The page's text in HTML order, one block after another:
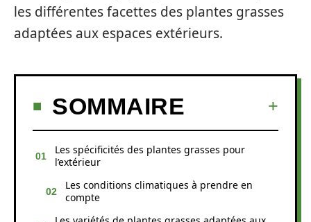
les différentes facettes des plantes grasses
adaptées aux espaces extérieurs.
SOMMAIRE
Les spécificités des plantes grasses pour
l’extérieur
Les conditions climatiques à prendre en
compte